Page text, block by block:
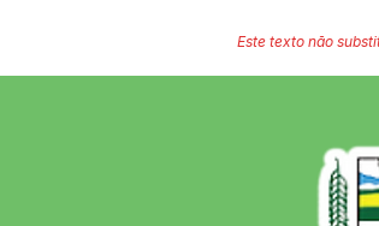
Este texto não